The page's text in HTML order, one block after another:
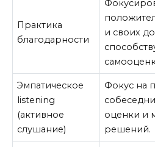
Практика
благодарности
и своих
Эмпатическое
listening
(активное
слушание)
Фокус на
оценки и
решений.